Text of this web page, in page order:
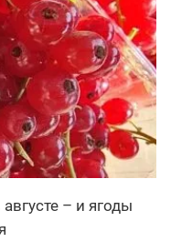
– и ягоды